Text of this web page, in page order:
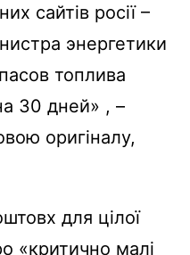
сайтів росії –
энергетики
топлива
30 дней» , –
оригіналу,
для цілої
«критично малі